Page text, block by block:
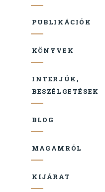
PUBLIKÁCIÓK
KÖNYVEK
INTERJÚK,
BESZÉLGETÉSEK
BLOG
MAGAMRÓL
KIJÁRAT